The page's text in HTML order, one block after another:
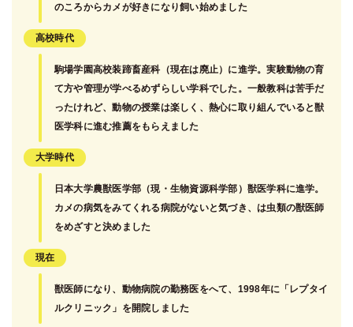
のころからカメが好きになり飼い始めました
高校時代
駒場学園高校装蹄畜産科（現在は廃止）に進学。実験動物の育
て方や管理が学べるめずらしい学科でした。一般教科は苦手だ
ったけれど、動物の授業は楽しく、熱心に取り組んでいると獣
医学科に進む推薦をもらえました
大学時代
日本大学農獣医学部（現・生物資源科学部）獣医学科に進学。
カメの病気をみてくれる病院がないと気づき、は虫類の獣医師
をめざすと決めました
現在
獣医師になり、動物病院の勤務医をへて、1998年に「レプタイ
ルクリニック」を開院しました